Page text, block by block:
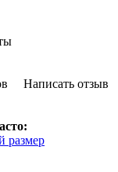
Написать отзыв
размер